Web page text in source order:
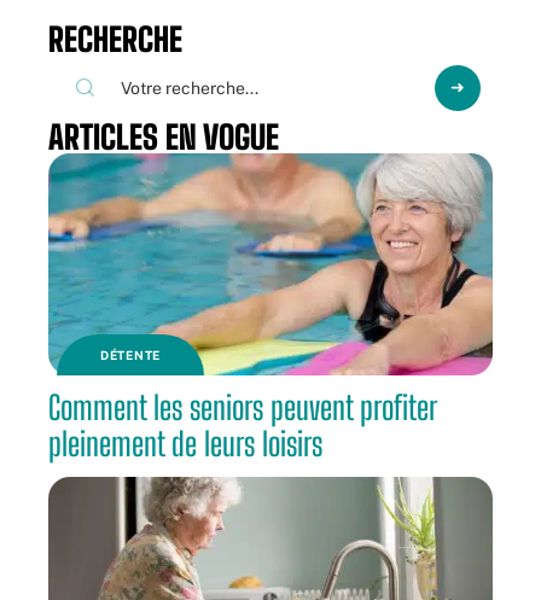
RECHERCHE
ARTICLES EN VOGUE
DÉTENTE
Comment les seniors peuvent profiter
pleinement de leurs loisirs